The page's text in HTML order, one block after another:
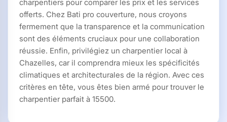
charpentiers pour comparer les prix et les services
offerts. Chez Bati pro couverture, nous croyons
fermement que la transparence et la communication
sont des éléments cruciaux pour une collaboration
réussie. Enfin, privilégiez un charpentier local à
Chazelles, car il comprendra mieux les spécificités
climatiques et architecturales de la région. Avec ces
critères en tête, vous êtes bien armé pour trouver le
charpentier parfait à 15500.